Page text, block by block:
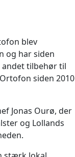
blev
og har siden
tilbehør til
siden 2010
Jonas Ourø, der
og Lollands